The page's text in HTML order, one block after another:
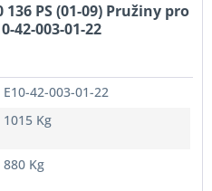
136 PS (01-09) Pružiny pro
42-003-01-22
E10-42-003-01-22
1015 Kg
880 Kg